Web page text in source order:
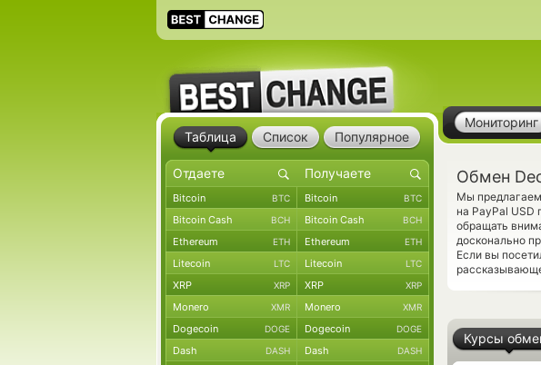
Мониторинг
Обмен
Мы
на PayPal USD
обращать
досконально
Если вы
Курсы
Таблица Список Популярное
Bitcoin BTC Bitcoin BTC
Bitcoin Cash BCH Bitcoin Cash BCH
Ethereum ETH Ethereum ETH
Litecoin LTC Litecoin LTC
XRP XRP XRP XRP
Monero XMR Monero XMR
Dogecoin DOGE Dogecoin DOGE
Dash DASH Dash DASH